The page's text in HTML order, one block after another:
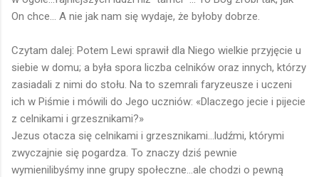
On chce... A nie jak nam się wydaje, że byłoby dobrze.
Czytam dalej: Potem Lewi sprawił dla Niego wielkie przyjęcie u
siebie w domu; a była spora liczba celników oraz innych, którzy
zasiadali z nimi do stołu. Na to szemrali faryzeusze i uczeni
ich w Piśmie i mówili do Jego uczniów: «Dlaczego jecie i pijecie
z celnikami i grzesznikami?»
Jezus otacza się celnikami i grzesznikami...ludźmi, którymi
zwyczajnie się pogardza. To znaczy dziś pewnie
wymienilibyśmy inne grupy społeczne...ale chodzi o pewną